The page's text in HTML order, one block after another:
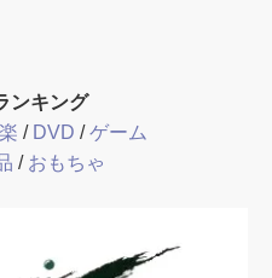
ンキング
/ DVD /ゲーム
/ おもちゃ